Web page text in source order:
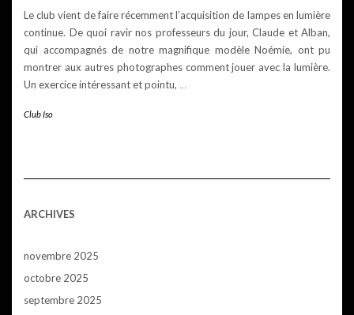
Le club vient de faire récemment l’acquisition de lampes en lumière
continue. De quoi ravir nos professeurs du jour, Claude et Alban,
qui accompagnés de notre magnifique modèle Noémie, ont pu
montrer aux autres photographes comment jouer avec la lumière.
Un exercice intéressant et pointu, …
Club Iso
ARCHIVES
novembre 2025
octobre 2025
septembre 2025